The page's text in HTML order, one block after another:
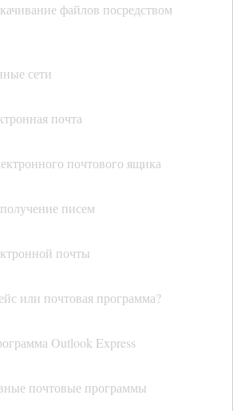
файлов посредством
сети
почта
почтового ящика
писем
почты
или почтовая программа?
Outlook Express
почтовые программы